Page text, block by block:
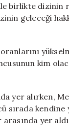
birlikte
geleceği
kim
yer alırken,
sırada
yer